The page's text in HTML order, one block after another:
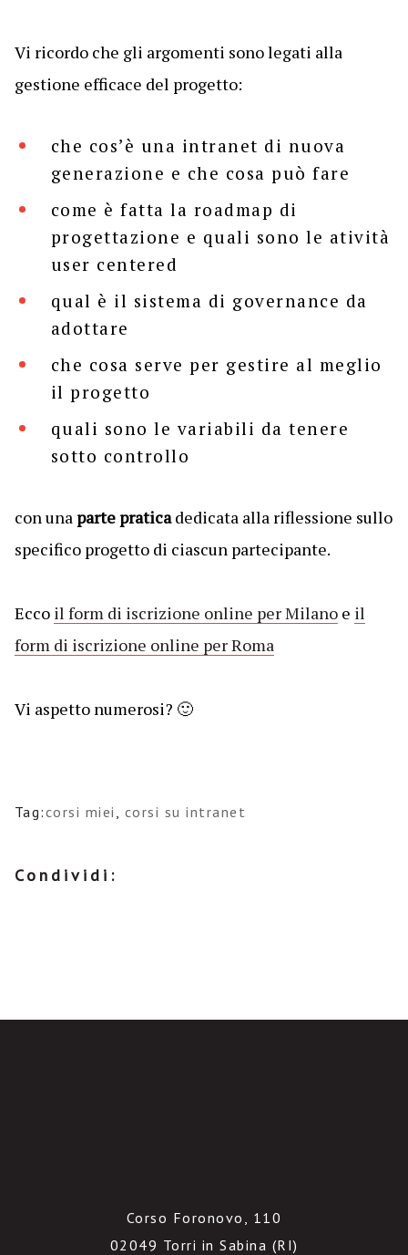
Vi ricordo che gli argomenti sono legati alla
gestione efficace del progetto:
che cos’è una intranet di nuova
generazione e che cosa può fare
come è fatta la roadmap di
progettazione e quali sono le atività
user centered
qual è il sistema di governance da
adottare
che cosa serve per gestire al meglio
il progetto
quali sono le variabili da tenere
sotto controllo
con unaparte praticadedicata alla riflessione sullo
specifico progetto di ciascun partecipante.
Ecco il form di iscrizione online per Milanoe il
form di iscrizione online per Roma
Vi aspetto numerosi? 🙂
Tag:corsi miei , corsi su intranet
Condividi:
Corso Foronovo, 110
02049 Torri in Sabina (RI)